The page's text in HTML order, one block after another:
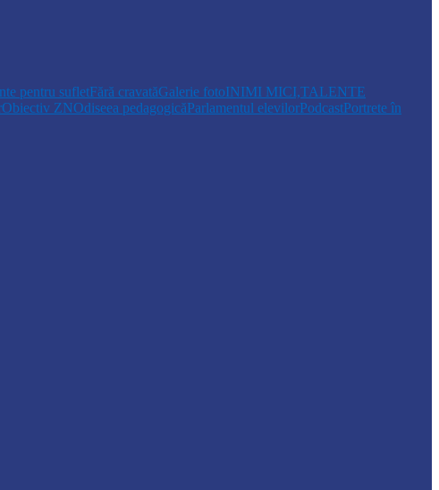
pentru sufletFără cravatăGalerie fotoINIMI MICI,TALENTE
Obiectiv ZNOdiseea pedagogicăParlamentul elevilorPodcastPortrete în